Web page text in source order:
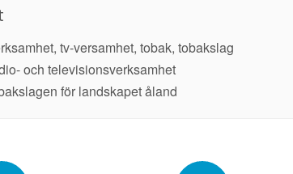
tv-versamhet, tobak, tobakslag
och televisionsverksamhet
för landskapet åland